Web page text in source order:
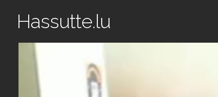
Hassutte.lu